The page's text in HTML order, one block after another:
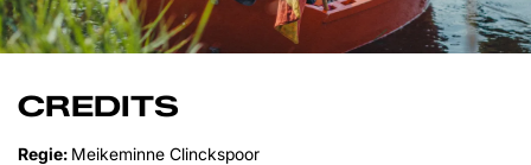
CREDITS
Regie: Meikeminne Clinckspoor